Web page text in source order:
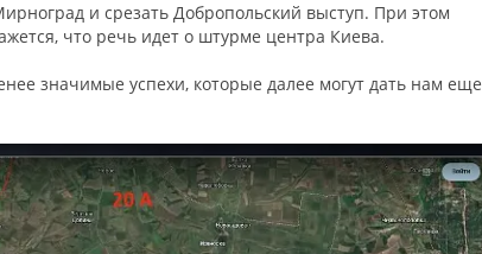
и срезать Добропольский выступ. При этом
что речь идет о штурме центра Киева.
значимые успехи, которые далее могут дать нам еще